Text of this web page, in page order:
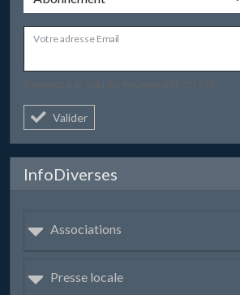
Votre adresse Email
Valider
InfoDiverses
Associations
Presse locale